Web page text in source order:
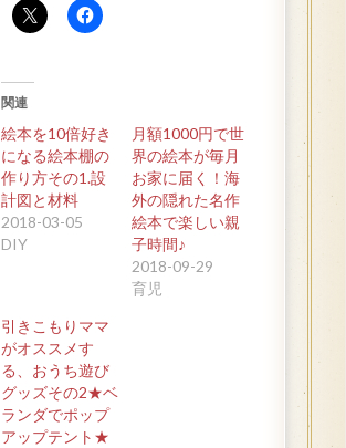
関連
絵本を10倍好き
になる絵本棚の
作り方その1.設
計図と材料
2018-03-05
DIY
月額1000円で世
界の絵本が毎月
お家に届く！海
外の隠れた名作
絵本で楽しい親
子時間♪
2018-09-29
育児
引きこもりママ
がオススメす
る、おうち遊び
グッズその2★ベ
ランダでポップ
アップテント★